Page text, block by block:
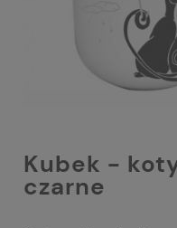
Kubek -
czarne